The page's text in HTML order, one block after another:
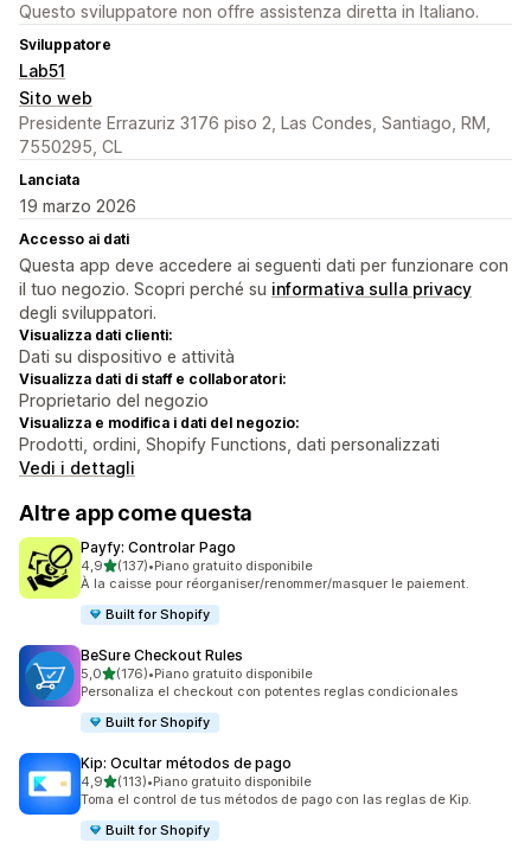
Questo sviluppatore non offre assistenza diretta in Italiano.
Sviluppatore
Lab51
Sito web
Presidente Errazuriz 3176 piso 2, Las Condes, Santiago, RM,
7550295, CL
Lanciata
19 marzo 2026
Accesso ai dati
Questa app deve accedere ai seguenti dati per funzionare con
il tuo negozio. Scopri perché su informativa sulla privacy
degli sviluppatori.
Visualizza dati clienti:
Dati su dispositivo e attività
Visualizza dati di staff e collaboratori:
Proprietario del negozio
Visualizza e modifica i dati del negozio:
Prodotti, ordini, Shopify Functions, dati personalizzati
Vedi i dettagli
Altre app come questa
Payfy: Controlar Pago
4,9stelle su 5
(137)
137 recensioni totali
•Piano gratuito disponibile
À la caisse pour réorganiser/renommer/masquer le paiement.
Built for Shopify
BeSure Checkout Rules
5,0stelle su 5
(176)
176 recensioni totali
•Piano gratuito disponibile
Personaliza el checkout con potentes reglas condicionales
Built for Shopify
Kip: Ocultar métodos de pago
4,9stelle su 5
(113)
113 recensioni totali
•Piano gratuito disponibile
Toma el control de tus métodos de pago con las reglas de Kip.
Built for Shopify